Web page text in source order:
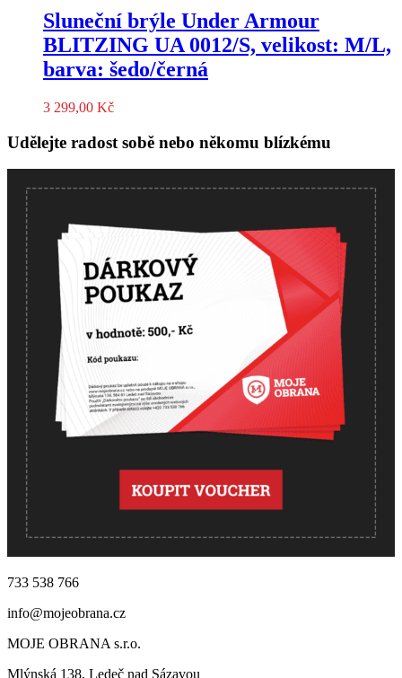
Sluneční brýle Under Armour
BLITZING UA 0012/S, velikost: M/L,
barva: šedo/černá
3 299,00 Kč
Udělejte radost sobě nebo někomu blízkému
733 538 766
info@mojeobrana.cz
MOJE OBRANA s.r.o.
Mlýnská 138, Ledeč nad Sázavou